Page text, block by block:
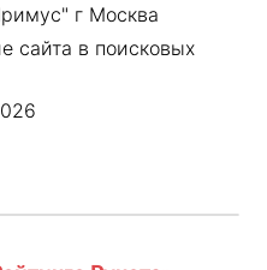
г Москва
сайта в поисковых